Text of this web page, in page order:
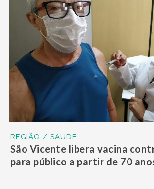
REGIÃO / SAÚDE
São Vicente libera vacina
para público a partir de 70